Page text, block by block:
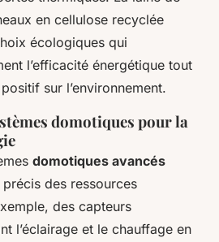
en cellulose recyclée
écologiques qui
l’efficacité énergétique tout
sur l’environnement.
domotiques pour la
domotiques avancés
des ressources
des capteurs
l’éclairage et le chauffage en